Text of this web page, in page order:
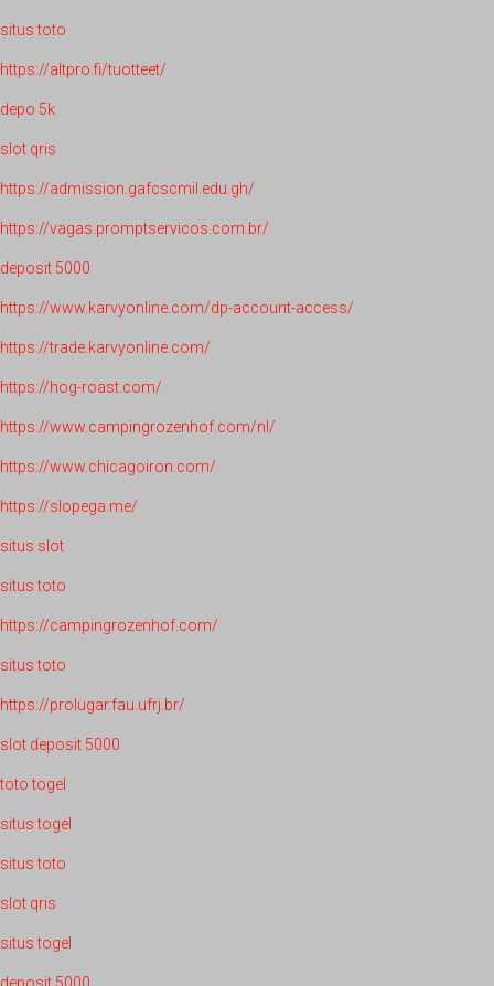
situs toto
https://altpro.fi/tuotteet/
depo 5k
slot qris
https://admission.gafcscmil.edu.gh/
https://vagas.promptservicos.com.br/
deposit 5000
https://www.karvyonline.com/dp-account-access/
https://trade.karvyonline.com/
https://hog-roast.com/
https://www.campingrozenhof.com/nl/
https://www.chicagoiron.com/
https://slopega.me/
situs slot
situs toto
https://campingrozenhof.com/
situs toto
https://prolugar.fau.ufrj.br/
slot deposit 5000
toto togel
situs togel
situs toto
slot qris
situs togel
deposit 5000